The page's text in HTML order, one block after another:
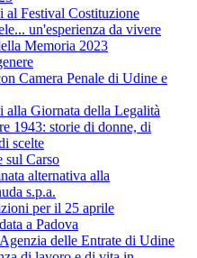
al Festival Costituzione
un'esperienza da vivere
Memoria 2023
Camera Penale di Udine e
alla Giornata della Legalità
1943: storie di donne, di
scelte
sul Carso
alternativa alla
s.p.a.
per il 25 aprile
a Padova
delle Entrate di Udine